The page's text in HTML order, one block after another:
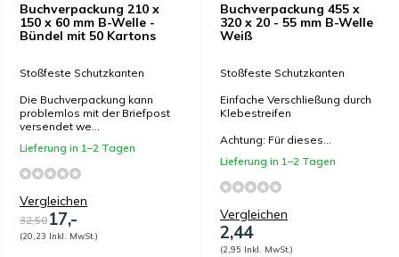
Buchverpackung 210 x
150 x 60 mm B-Welle -
Bündel mit 50 Kartons
Stoßfeste Schutzkanten
Die Buchverpackung kann
problemlos mit der Briefpost
versendet we...
Lieferung in 1–2 Tagen
Vergleichen
32,5017,-
(20,23 Inkl. MwSt.)
Buchverpackung 455 x
320 x 20 - 55 mm B-Welle
Weiß
Stoßfeste Schutzkanten
Einfache Verschließung durch
Klebestreifen
Achtung: Für dieses...
Lieferung in 1–2 Tagen
Vergleichen
2,44
(2,95 Inkl. MwSt.)